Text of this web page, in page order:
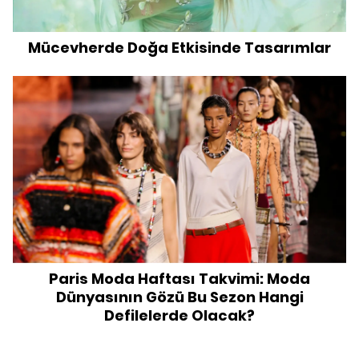
Mücevherde Doğa Etkisinde Tasarımlar
Paris Moda Haftası Takvimi: Moda
Dünyasının Gözü Bu Sezon Hangi
Defilelerde Olacak?